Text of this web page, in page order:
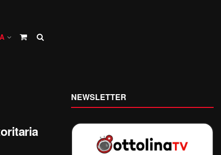
NEWSLETTER